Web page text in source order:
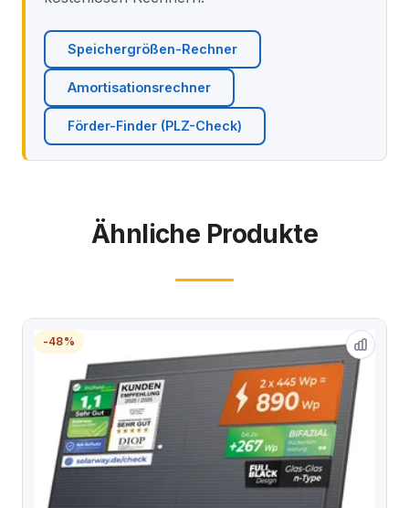
Speichergrößen-Rechner
Amortisationsrechner
Förder-Finder (PLZ-Check)
Ähnliche Produkte
-48%